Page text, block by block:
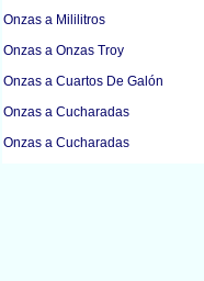
Onzas a Mililitros
Onzas a Onzas Troy
Onzas a Cuartos De Galón
Onzas a Cucharadas
Onzas a Cucharadas